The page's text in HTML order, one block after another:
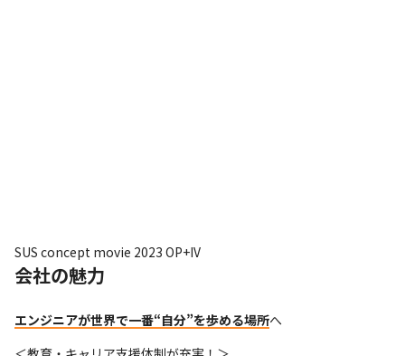
SUS concept movie 2023 OP+IV
会社の魅力
エンジニアが世界で一番“自分”を歩める場所へ